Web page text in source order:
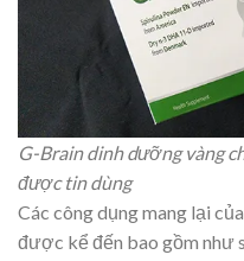
G-Brain dinh dưỡng vàng
được tin dùng
Các công dụng mang lại
được kể đến bao gồm như